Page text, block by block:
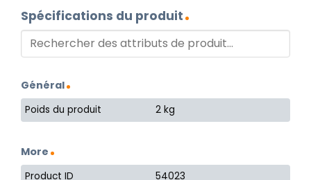
Spécifications du produit
Général
Poids du produit 2 kg
More
Product ID 54023